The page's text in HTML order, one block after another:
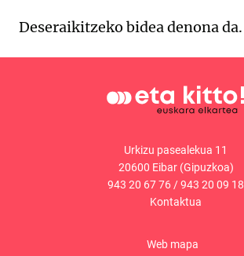
Deseraikitzeko bidea denona da.
Urkizu pasealekua 11
20600 Eibar (Gipuzkoa)
943 20 67 76 /943 20 09 18
Kontaktua
Web mapa